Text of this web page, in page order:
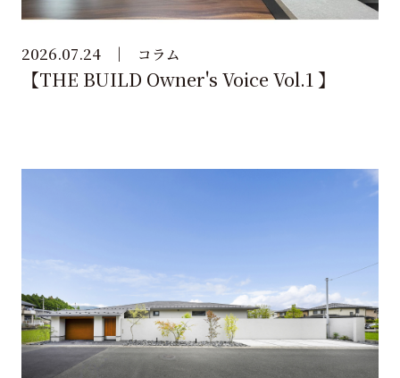
2026.07.24 コラム
【THE BUILD Owner's Voice Vol.1 】